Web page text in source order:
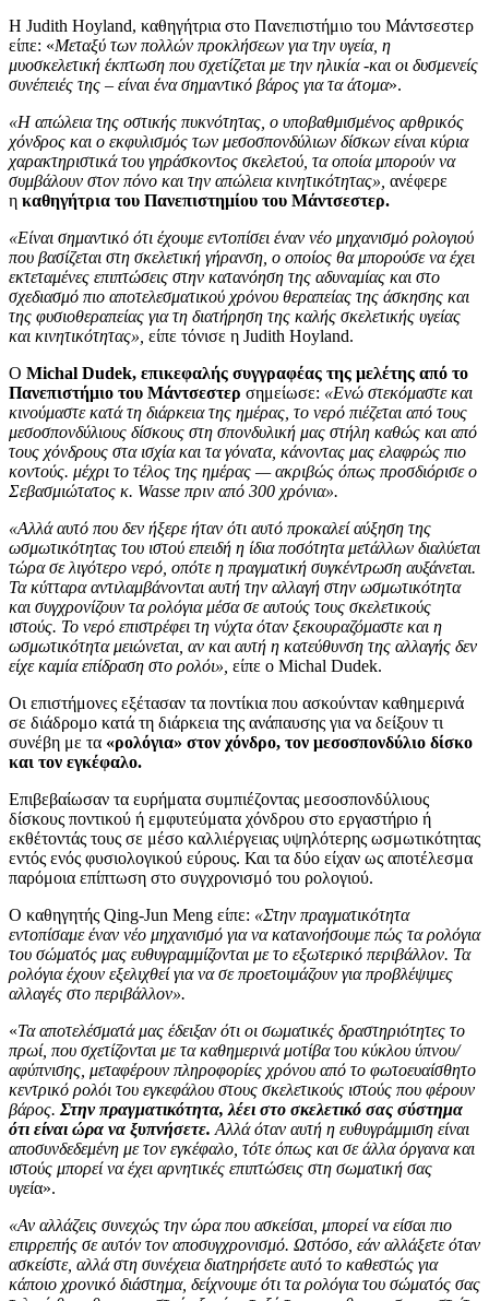
Η Judith Hoyland, καθηγήτρια στο Πανεπιστήμιο του Μάντσεστερ
είπε: «Μεταξύ των πολλών προκλήσεων για την υγεία, η
μυοσκελετική έκπτωση που σχετίζεται με την ηλικία -και οι δυσμενείς
συνέπειές της – είναι ένα σημαντικό βάρος για τα άτομα».
«Η απώλεια της οστικής πυκνότητας, ο υποβαθμισμένος αρθρικός
χόνδρος και ο εκφυλισμός των μεσοσπονδύλιων δίσκων είναι κύρια
χαρακτηριστικά του γηράσκοντος σκελετού, τα οποία μπορούν να
συμβάλουν στον πόνο και την απώλεια κινητικότητας», ανέφερε
η καθηγήτρια του Πανεπιστημίου του Μάντσεστερ.
«Είναι σημαντικό ότι έχουμε εντοπίσει έναν νέο μηχανισμό ρολογιού
που βασίζεται στη σκελετική γήρανση, ο οποίος θα μπορούσε να έχει
εκτεταμένες επιπτώσεις στην κατανόηση της αδυναμίας και στο
σχεδιασμό πιο αποτελεσματικού χρόνου θεραπείας της άσκησης και
της φυσιοθεραπείας για τη διατήρηση της καλής σκελετικής υγείας
και κινητικότητας», είπε τόνισε η Judith Hoyland.
Ο Michal Dudek, επικεφαλής συγγραφέας της μελέτης από το
Πανεπιστήμιο του Μάντσεστερ σημείωσε: «Ενώ στεκόμαστε και
κινούμαστε κατά τη διάρκεια της ημέρας, το νερό πιέζεται από τους
μεσοσπονδύλιους δίσκους στη σπονδυλική μας στήλη καθώς και από
τους χόνδρους στα ισχία και τα γόνατα, κάνοντας μας ελαφρώς πιο
κοντούς. μέχρι το τέλος της ημέρας — ακριβώς όπως προσδιόρισε ο
Σεβασμιώτατος κ. Wasse πριν από 300 χρόνια».
«Αλλά αυτό που δεν ήξερε ήταν ότι αυτό προκαλεί αύξηση της
ωσμωτικότητας του ιστού επειδή η ίδια ποσότητα μετάλλων διαλύεται
τώρα σε λιγότερο νερό, οπότε η πραγματική συγκέντρωση αυξάνεται.
Τα κύτταρα αντιλαμβάνονται αυτή την αλλαγή στην ωσμωτικότητα
και συγχρονίζουν τα ρολόγια μέσα σε αυτούς τους σκελετικούς
ιστούς. Το νερό επιστρέφει τη νύχτα όταν ξεκουραζόμαστε και η
ωσμωτικότητα μειώνεται, αν και αυτή η κατεύθυνση της αλλαγής δεν
είχε καμία επίδραση στο ρολόι», είπε ο Michal Dudek.
Οι επιστήμονες εξέτασαν τα ποντίκια που ασκούνταν καθημερινά
σε διάδρομο κατά τη διάρκεια της ανάπαυσης για να δείξουν τι
συνέβη με τα «ρολόγια» στον χόνδρο, τον μεσοσπονδύλιο δίσκο
και τον εγκέφαλο.
Επιβεβαίωσαν τα ευρήματα συμπιέζοντας μεσοσπονδύλιους
δίσκους ποντικού ή εμφυτεύματα χόνδρου στο εργαστήριο ή
εκθέτοντάς τους σε μέσο καλλιέργειας υψηλότερης ωσμωτικότητας
εντός ενός φυσιολογικού εύρους. Και τα δύο είχαν ως αποτέλεσμα
παρόμοια επίπτωση στο συγχρονισμό του ρολογιού.
Ο καθηγητής Qing-Jun Meng είπε: «Στην πραγματικότητα
εντοπίσαμε έναν νέο μηχανισμό για να κατανοήσουμε πώς τα ρολόγια
του σώματός μας ευθυγραμμίζονται με το εξωτερικό περιβάλλον. Τα
ρολόγια έχουν εξελιχθεί για να σε προετοιμάζουν για προβλέψιμες
αλλαγές στο περιβάλλον».
«Τα αποτελέσματά μας έδειξαν ότι οι σωματικές δραστηριότητες το
πρωί, που σχετίζονται με τα καθημερινά μοτίβα του κύκλου ύπνου/
αφύπνισης, μεταφέρουν πληροφορίες χρόνου από το φωτοευαίσθητο
κεντρικό ρολόι του εγκεφάλου στους σκελετικούς ιστούς που φέρουν
βάρος.Στην πραγματικότητα, λέει στο σκελετικό σας σύστημα
ότι είναι ώρα να ξυπνήσετε. Αλλά όταν αυτή η ευθυγράμμιση είναι
αποσυνδεδεμένη με τον εγκέφαλο, τότε όπως και σε άλλα όργανα και
ιστούς μπορεί να έχει αρνητικές επιπτώσεις στη σωματική σας
υγεία».
«Αν αλλάζεις συνεχώς την ώρα που ασκείσαι, μπορεί να είσαι πιο
επιρρεπής σε αυτόν τον αποσυγχρονισμό. Ωστόσο, εάν αλλάξετε όταν
ασκείστε, αλλά στη συνέχεια διατηρήσετε αυτό το καθεστώς για
κάποιο χρονικό διάστημα, δείχνουμε ότι τα ρολόγια του σώματός σας